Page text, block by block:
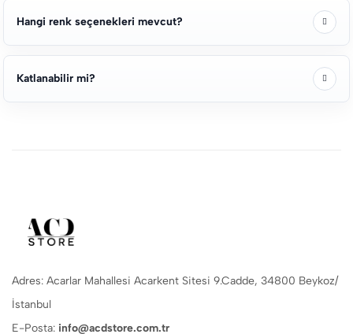
Hangi renk seçenekleri mevcut?
Katlanabilir mi?
Adres: Acarlar Mahallesi Acarkent Sitesi 9.Cadde, 34800 Beykoz/
İstanbul
E-Posta: info@acdstore.com.tr